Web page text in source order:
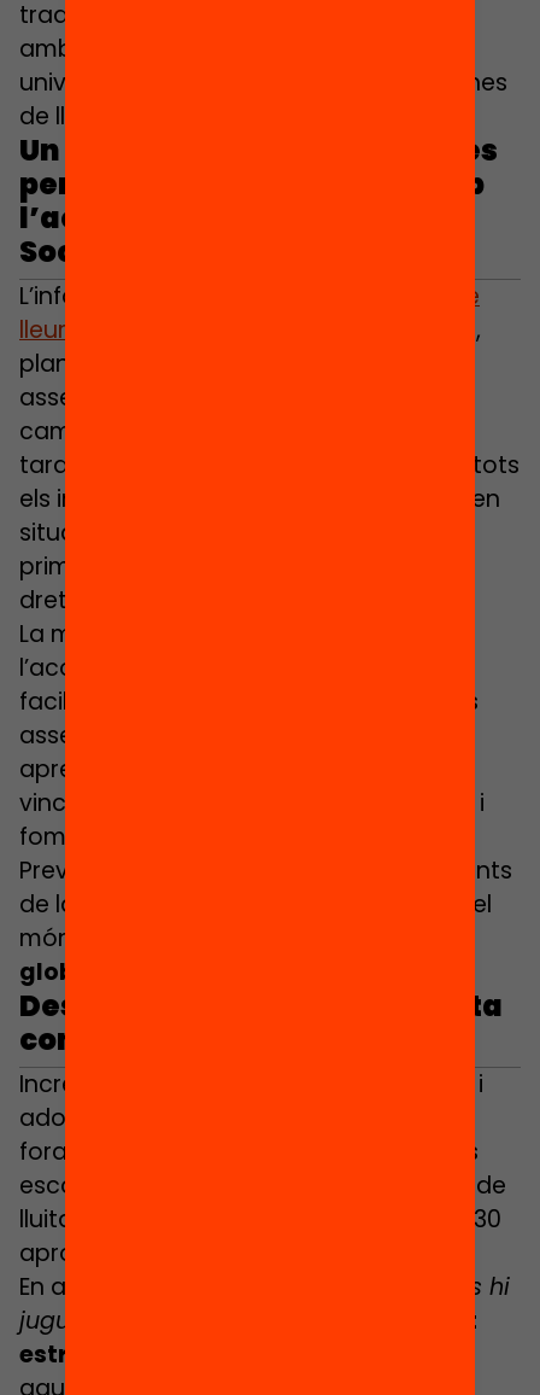
tradueixi en mesures concretes i
ambicioses per avançar cap a la
universalització d’un mínim de 2 setmanes
de lleure educatiu a l’estiu.
Un mínim de dues setmanes és
perfectament assumible amb
l’actual pressupost de Drets
Socials
L’informe
Dues setmanes d’activitats de
lleure a l’estiu
, de l’Aliança Educació 360,
planteja
assegurar la participació en un casal o
campus durant dues setmanes, matí i
tarda, incloent-hi un dinar saludable, a tots
els infants i adolescents de 6 a 16 anys en
situació de vulnerabilitat social, com a
primer pas cap a la universalització del
dret al lleure.
La mesura apunta la importància de
l’acompanyament a les famílies per
facilitar els tràmits i assegurar un accés
assequible i experiències que combinin
aprenentatges, benestar emocional,
vincles socials, contacte amb la natura i
foment de l’ús del català i l’hàbit lector.
Preveu la coordinació entre departaments
de la Generalitat i la col·laboració amb el
món local i
global de 46,8 milions d’euros
Desplegar l’Estratègia de lluita
contra la pobresa infantil
Incrementar la participació dels infants i
adolescents en activitats de lleure i
foraescola durant el curs i les vacances
escolars és un dels eixos de l’Estratègia de
lluita contra la pobresa infantil 2025-2030
aprovada pel Govern l’any passat.
En aquest marc, el manifest
A l’estiu ens hi
juguem molt
un finançament
estructural i estable
aquest mínim de dues setmanes,